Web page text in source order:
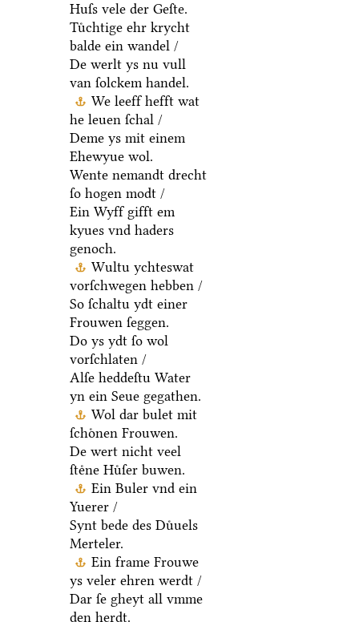
Huſs vele der Geſte.
Tuͤchtige ehr krycht
balde ein wandel /
De werlt ys nu vull
van ſolckem handel.
We leeff hefft wat
he leuen ſchal /
Deme ys mit einem
Ehewyue wol.
Wente nemandt drecht
ſo hogen modt /
Ein Wyff gifft em
kyues vnd haders
genoch.
Wultu ychteswat
vorſchwegen hebben /
So ſchaltu ydt einer
Frouwen ſeggen.
Do ys ydt ſo wol
vorſchlaten /
Alſe heddeſtu Water
yn ein Seue gegathen.
Wol dar bulet mit
ſchoͤnen Frouwen.
De wert nicht veel
ſteͤne Huͤſer buwen.
Ein Buler vnd ein
Yuerer /
Synt bede des Duͤuels
Merteler.
Ein frame Frouwe
ys veler ehren werdt /
Dar ſe gheyt all vmme
den herdt.